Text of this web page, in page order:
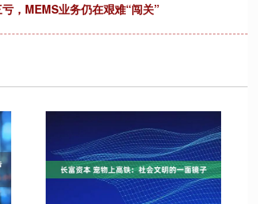
，MEMS业务仍在艰难“闯关”